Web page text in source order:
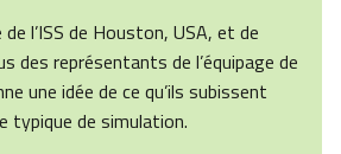
l’ISS de Houston, USA, et de
des représentants de l’équipage de
une idée de ce qu’ils subissent
typique de simulation.